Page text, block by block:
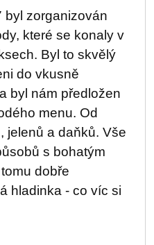
byl zorganizován
které se konaly v
Byl to skvělý
do vkusně
byl nám předložen
menu. Od
jelenů a daňků. Vše
s bohatým
dobře
hladinka - co víc si